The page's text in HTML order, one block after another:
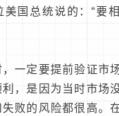
美国总统说的：“要
一定要提前验证市
，是因为当时市场
败的风险都很高。